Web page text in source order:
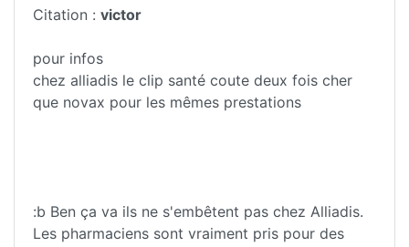
Citation : victor
pour infos
chez alliadis le clip santé coute deux fois cher
que novax pour les mêmes prestations
:b Ben ça va ils ne s'embêtent pas chez Alliadis.
Les pharmaciens sont vraiment pris pour des